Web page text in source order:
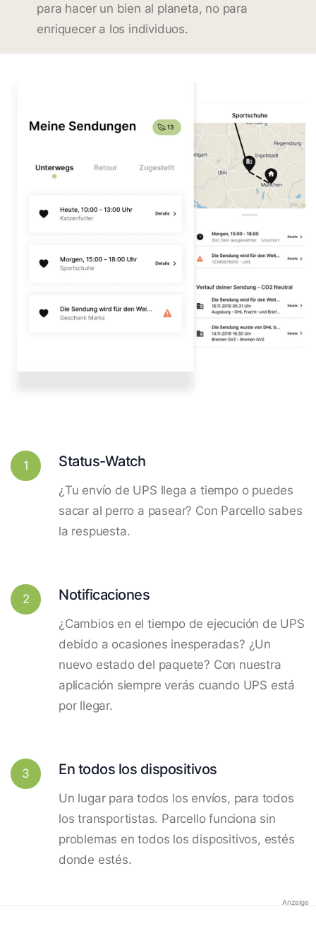
para hacer un bien al planeta, no para
enriquecer a los individuos.
1 Status-Watch
¿Tu envío de UPS llega a tiempo o puedes
sacar al perro a pasear? Con Parcello sabes
la respuesta.
2 Notificaciones
¿Cambios en el tiempo de ejecución de UPS
debido a ocasiones inesperadas? ¿Un
nuevo estado del paquete? Con nuestra
aplicación siempre verás cuando UPS está
por llegar.
3 En todos los dispositivos
Un lugar para todos los envíos, para todos
los transportistas. Parcello funciona sin
problemas en todos los dispositivos, estés
donde estés.
Anzeige